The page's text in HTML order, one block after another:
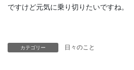
ですけど元気に乗り切りたいですね。
カテゴリー 日々のこと